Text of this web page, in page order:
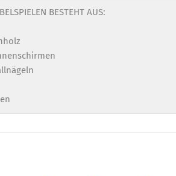
BESTEHT AUS: